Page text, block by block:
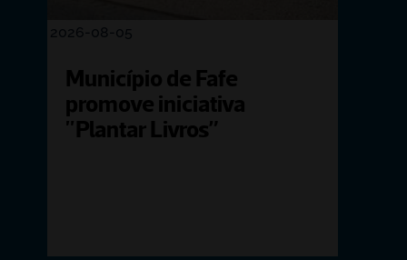
2026-08-05
Município de Fafe
promove iniciativa
"Plantar Livros”